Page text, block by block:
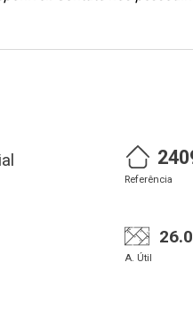
Referência
A. Útil